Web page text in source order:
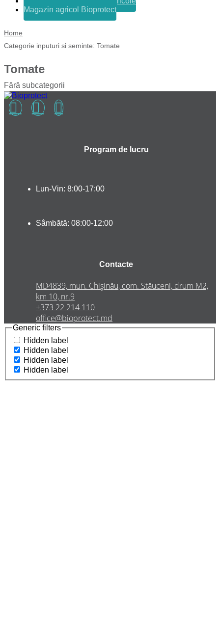
Magazin agricol Bioprotect
Home
Categorie inputuri si seminte: Tomate
Tomate
Fără subcategorii
Program de lucru
Lun-Vin: 8:00-17:00
Sâmbătă: 08:00-12:00
Contacte
MD4839, mun. Chișinău, com. Stăuceni, drum M2,
km 10, nr.9
+373 22 214 110
office@bioprotect.md
Generic filters
Hidden label
Hidden label
Hidden label
Hidden label